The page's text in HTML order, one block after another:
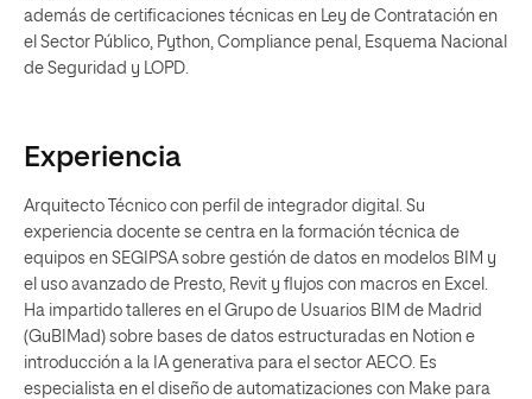
además de certificaciones técnicas en Ley de Contratación en
el Sector Público, Python, Compliance penal, Esquema Nacional
de Seguridad y LOPD.
Experiencia
Arquitecto Técnico con perfil de integrador digital. Su
experiencia docente se centra en la formación técnica de
equipos en SEGIPSA sobre gestión de datos en modelos BIM y
el uso avanzado de Presto, Revit y flujos con macros en Excel.
Ha impartido talleres en el Grupo de Usuarios BIM de Madrid
(GuBIMad) sobre bases de datos estructuradas en Notion e
introducción a la IA generativa para el sector AECO. Es
especialista en el diseño de automatizaciones con Make para